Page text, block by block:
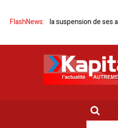
FlashNews:
la suspension de ses activités pour